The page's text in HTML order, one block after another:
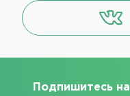
Подпишитесь